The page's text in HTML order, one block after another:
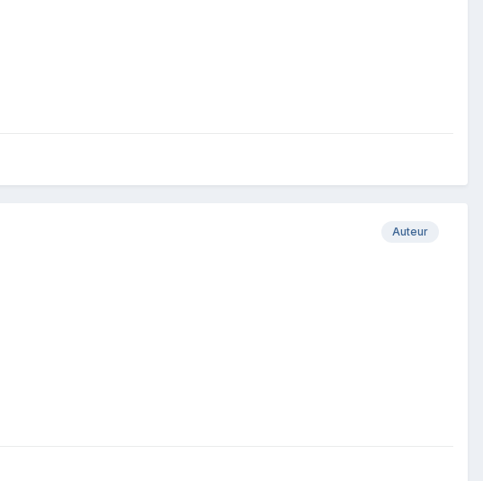
Auteur